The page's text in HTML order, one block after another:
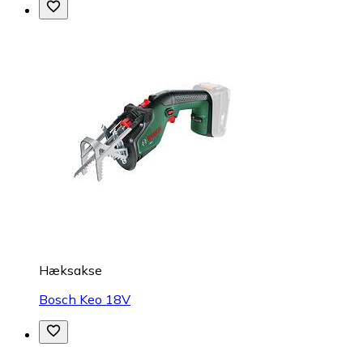
Hæksakse
Bosch Keo 18V